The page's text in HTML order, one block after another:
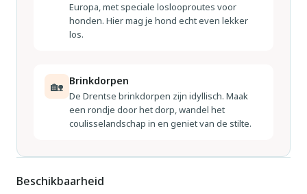
Europa, met speciale loslooproutes voor
honden. Hier mag je hond echt even lekker
los.
🏡 Brinkdorpen
De Drentse brinkdorpen zijn idyllisch. Maak
een rondje door het dorp, wandel het
coulisselandschap in en geniet van de stilte.
Beschikbaarheid